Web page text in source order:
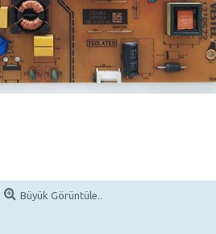
Büyük Görüntüle..